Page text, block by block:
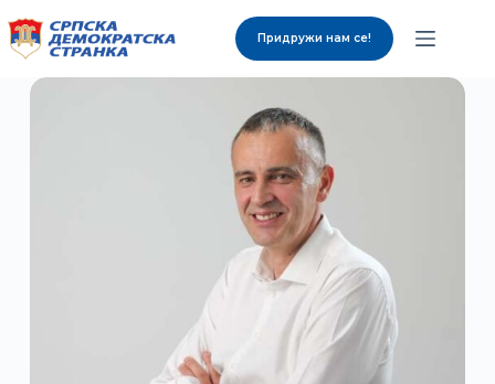
Изабрани представници
Придружи нам се!